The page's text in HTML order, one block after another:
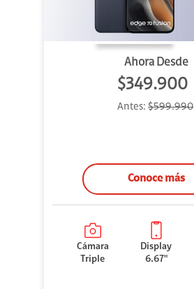
Ahora Desde
$349.900
Antes: $599.990
Conoce más
Cámara
Triple
Display
6.67"